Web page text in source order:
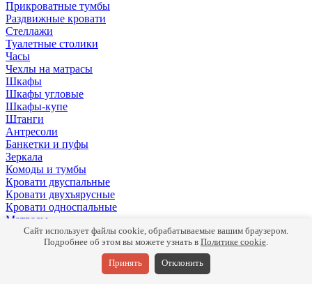
Прикроватные тумбы
Раздвижные кровати
Стеллажи
Туалетные столики
Часы
Чехлы на матрасы
Шкафы
Шкафы угловые
Шкафы-купе
Штанги
Антресоли
Банкетки и пуфы
Зеркала
Комоды и тумбы
Кровати двуспальные
Кровати двухъярусные
Кровати односпальные
Матрасы
Мебель для ТВ
Сайт использует файлы cookie, обрабатываемые вашим браузером.
Подробнее об этом вы можете узнать в Политике cookie.
Принять Отклонить